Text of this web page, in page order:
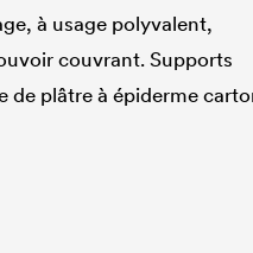
à usage polyvalent,
couvrant. Supports
plâtre à épiderme